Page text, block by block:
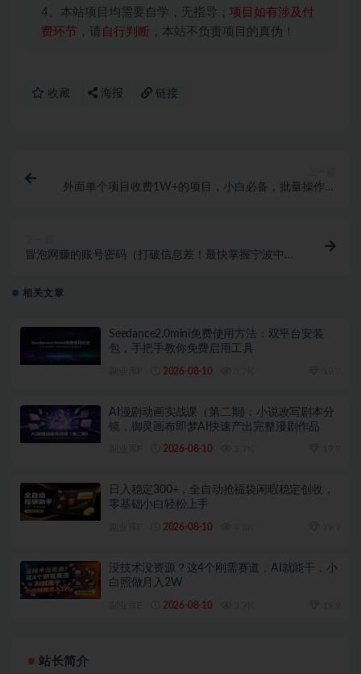
4、本站项目均需要自学，无指导； 项目如有涉及付
费环节 ，请 自行判断 ，本站不负责项目的真伪！
收藏 海报 链接
外面单个项目收费1W+的项目，小白必备，批量操作月
冒泡网赚的账号密码（打破信息差！最快掌握宁波中招
相关文章
Seedance2.0mini免费使用方法：双平台安装
包，手把手教你免费启用工具
2026-08-10
AI漫剧动画实战课（第二期)：小说改写剧本分
镜，御灵画布即梦AI快速产出完整漫剧作品
2026-08-10
日入稳定300+，全自动抢福袋闲暇稳定创收，
零基础小白轻松上手
2026-08-10
没技术没资源？这4个刚需赛道，AI就能干，小
白照做月入2W
2026-08-10
站长简介